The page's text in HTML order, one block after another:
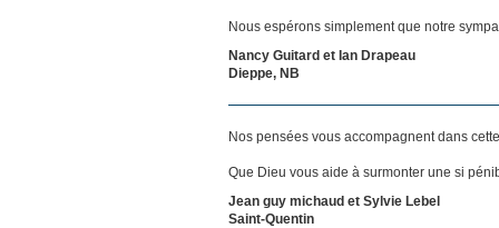
Nous espérons simplement que notre
Nancy Guitard et Ian Drapeau
Dieppe, NB
Nos pensées vous accompagnent dans
Que Dieu vous aide à surmonter une si
Jean guy michaud et Sylvie Lebel
Saint-Quentin